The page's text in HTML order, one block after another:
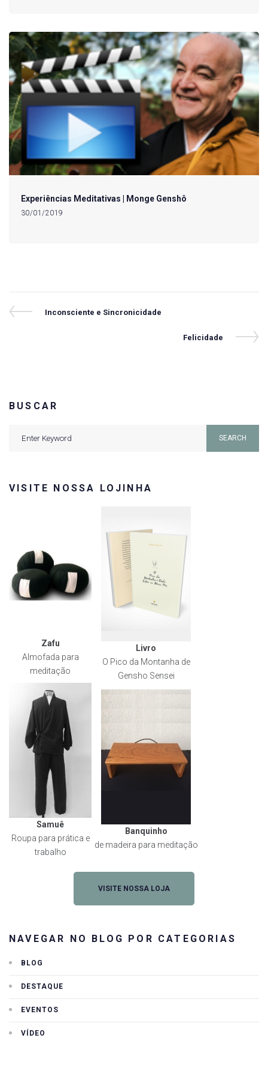
Experiências Meditativas | Monge Genshô
30/01/2019
Navegação
Previous
Inconsciente e Sincronicidade
Next
Felicidade
BUSCAR
SEARCH
VISITE NOSSA LOJINHA
Zafu
Almofada para
meditação
Livro
O Pico da Montanha de
Gensho Sensei
Samuê
Roupa para prática e
trabalho
Banquinho
de madeira para meditação
VISITE NOSSA LOJA
NAVEGAR NO BLOG POR CATEGORIAS
BLOG
DESTAQUE
EVENTOS
VÍDEO